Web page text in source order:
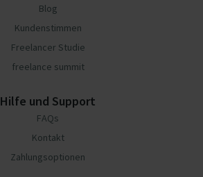
Blog
Kundenstimmen
Freelancer Studie
freelance summit
Hilfe und Support
FAQs
Kontakt
Zahlungsoptionen